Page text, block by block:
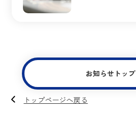
お知らせトップ
トップページへ戻る